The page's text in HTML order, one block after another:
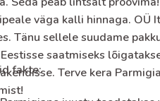
väga kalli hinnaga. OÜ
Tänu sellele suudame
saatmiseks
Terve kera
fakte: